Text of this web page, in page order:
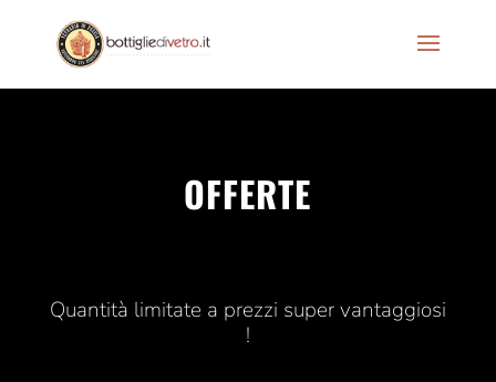
OFFERTE
Quantità limitate a prezzi super vantaggiosi
!